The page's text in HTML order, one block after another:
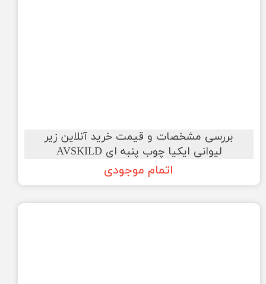
بررسی مشخصات و قیمت خرید آنلاین زیر
لیوانی ایکیا چوب پنبه ای AVSKILD
اتمام موجودی